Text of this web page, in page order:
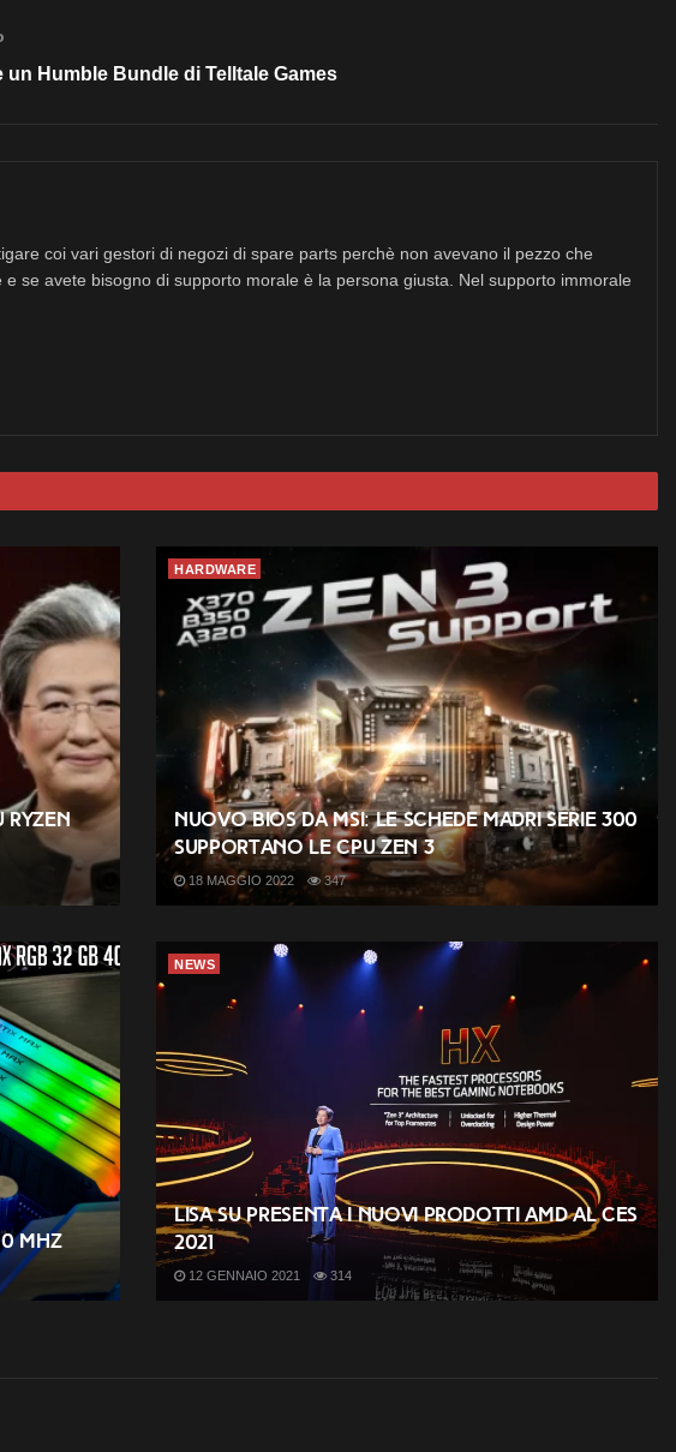
un Humble Bundle di Telltale Games
coi vari gestori di negozi di spare parts perchè non avevano il pezzo che
se avete bisogno di supporto morale è la persona giusta. Nel supporto immorale
Ryzen
HARDWARE
Nuovo BIOS da MSI: le schede madri Serie 300
supportano le CPU ZEN 3
18 MAGGIO 2022 347
MHz
NEWS
Lisa Su presenta i nuovi prodotti AMD al CES
2021
12 GENNAIO 2021 314